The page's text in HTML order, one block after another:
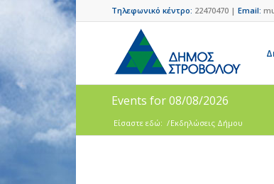
Τηλεφωνικό κέντρο: 22470470 | Email:
Events for 08/08/2026
Είσαστε εδώ: /Εκδηλώσεις Δήμου